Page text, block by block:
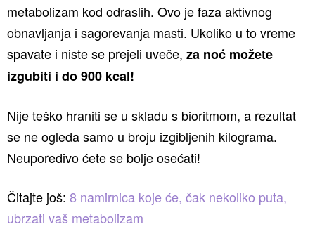
metabolizam kod odraslih. Ovo je faza aktivnog
obnavljanja i sagorevanja masti. Ukoliko u to vreme
spavate i niste se prejeli uveče, za noć možete
izgubiti i do 900 kcal!
Nije teško hraniti se u skladu s bioritmom, a rezultat
se ne ogleda samo u broju izgibljenih kilograma.
Neuporedivo ćete se bolje osećati!
Čitajte još: 8 namirnica koje će, čak nekoliko puta,
ubrzati vaš metabolizam